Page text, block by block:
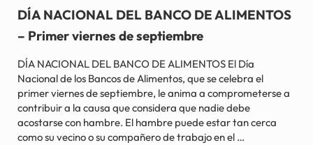
DÍA NACIONAL DEL BANCO DE ALIMENTOS
– Primer viernes de septiembre
DÍA NACIONAL DEL BANCO DE ALIMENTOS El Día
Nacional de los Bancos de Alimentos, que se celebra el
primer viernes de septiembre, le anima a comprometerse a
contribuir a la causa que considera que nadie debe
acostarse con hambre. El hambre puede estar tan cerca
como su vecino o su compañero de trabajo en el …